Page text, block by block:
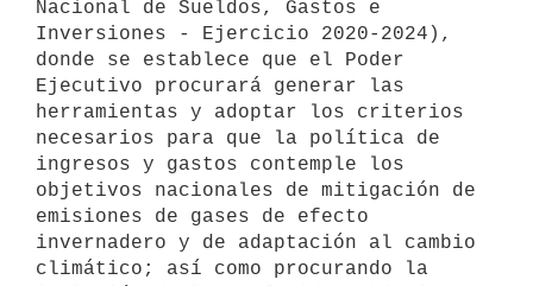
Nacional de Sueldos, Gastos e
Inversiones - Ejercicio 2020-2024),
donde se establece que el Poder
Ejecutivo procurará generar las
herramientas y adoptar los criterios
necesarios para que la política de
ingresos y gastos contemple los
objetivos nacionales de mitigación de
emisiones de gases de efecto
invernadero y de adaptación al cambio
climático; así como procurando la